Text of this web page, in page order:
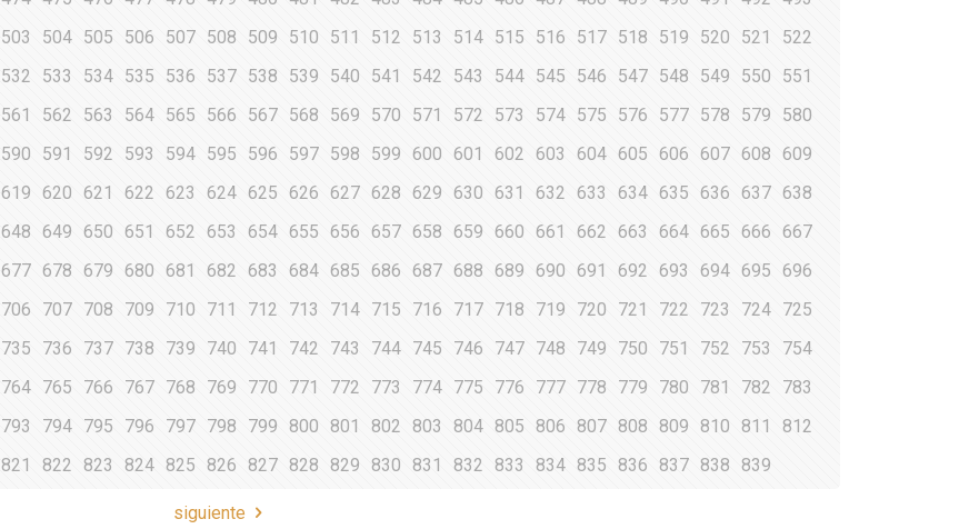
503 504 505 506 507 508 509 510 511 512 513 514 515 516 517 518 519 520 521
522
532 533 534 535 536 537 538 539 540 541 542 543 544 545 546 547 548 549 550
551
561 562 563 564 565 566 567 568 569 570 571 572 573 574 575 576 577 578 579
580
590 591 592 593 594 595 596 597 598 599 600 601 602 603 604 605 606 607 608
609
619 620 621 622 623 624 625 626 627 628 629 630 631 632 633 634 635 636 637 638
648 649 650 651 652 653 654 655 656 657 658 659 660 661 662 663 664 665 666
667
677 678 679 680 681 682 683 684 685 686 687 688 689 690 691 692 693 694 695
696
706 707 708 709 710 711 712 713 714 715 716 717 718 719 720 721 722 723 724 725
735 736 737 738 739 740 741 742 743 744 745 746 747 748 749 750 751 752 753
754
764 765 766 767 768 769 770 771 772 773 774 775 776 777 778 779 780 781 782
783
793 794 795 796 797 798 799 800 801 802 803 804 805 806 807 808 809 810 811
812
821 822 823 824 825 826 827 828 829 830 831 832 833 834 835 836 837 838 839
siguiente